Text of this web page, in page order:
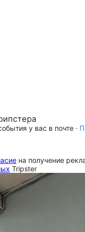
у вас в почте ·
на получение
Tripster